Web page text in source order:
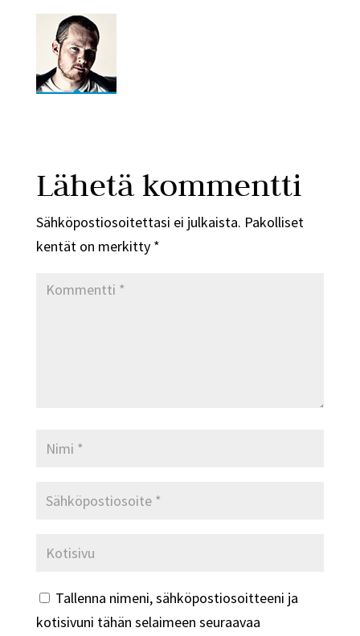
Lähetä kommentti
Sähköpostiosoitettasi ei julkaista. Pakolliset
kentät on merkitty *
Tallenna nimeni, sähköpostiosoitteeni ja
kotisivuni tähän selaimeen seuraavaa